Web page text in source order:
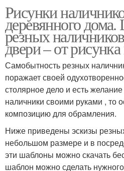
Рисунки
деревянного
резных
двери – от
Самобытность резных
поражает своей
столярное дело и есть
наличники своими руками , то
композицию для обрамления.
Ниже приведены эскизы
небольшом размере и в
эти шаблоны можно скачать
шаблон можно сделать